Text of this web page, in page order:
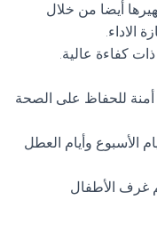
أيضا من خلال
الاداء.
ذات كفاءة عالية.
أمنة للحفاظ على الصحة
وطيلة أيام الأسبوع وأيام العطل
غرف الأطفال